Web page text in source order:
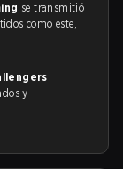
se transmitió
como este,
y